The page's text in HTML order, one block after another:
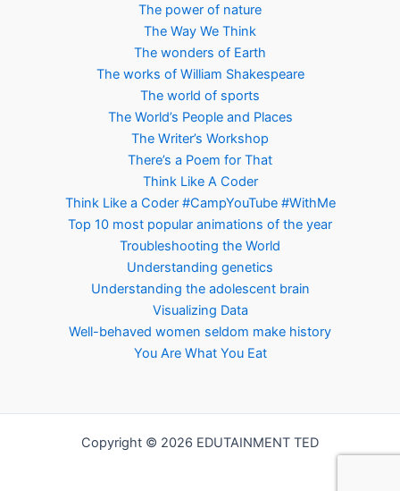
The power of nature
The Way We Think
The wonders of Earth
The works of William Shakespeare
The world of sports
The World’s People and Places
The Writer’s Workshop
There’s a Poem for That
Think Like A Coder
Think Like a Coder #CampYouTube #WithMe
Top 10 most popular animations of the year
Troubleshooting the World
Understanding genetics
Understanding the adolescent brain
Visualizing Data
Well-behaved women seldom make history
You Are What You Eat
Copyright © 2026 EDUTAINMENT TED